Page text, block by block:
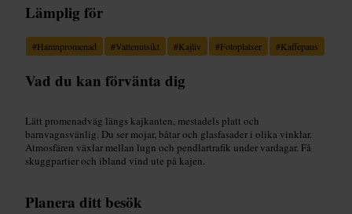
Lämplig för
#Hamnpromenad #Vattenutsikt #Kajliv #Fotoplatser #Kaffepaus
Vad du kan förvänta dig
Lätt promenadväg längs kajkanten, mestadels platt och
barnvagnsvänlig. Du ser mojar, båtar och glasfasader i olika vinklar.
Atmosfären växlar mellan lugn och pendlartrafik under vardagar. Få
skuggpartier och ibland vind ute på kajen.
Planera ditt besök